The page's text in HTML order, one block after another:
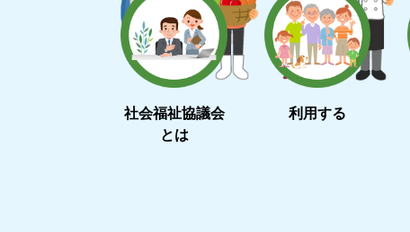
社会福祉協議会
とは
利用する